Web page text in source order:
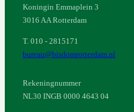
Koningin Emmaplein 3
3016 AA Rotterdam
T. 010 - 2815171
bureau@bisdomrotterdam.nl
Rekeningnummer
NL30 INGB 0000 4643 04